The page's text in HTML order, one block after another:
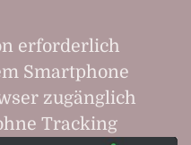
erforderlich
Smartphone
zugänglich
Tracking